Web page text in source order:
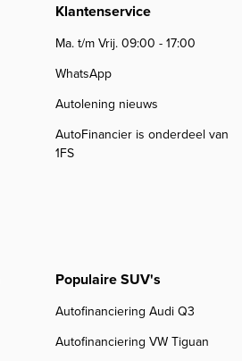
Klantenservice
Ma. t/m Vrij. 09:00 - 17:00
WhatsApp
Autolening nieuws
AutoFinancier is onderdeel van
1FS
Populaire SUV's
Autofinanciering Audi Q3
Autofinanciering VW Tiguan